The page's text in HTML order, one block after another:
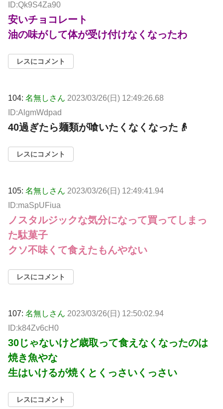
ID:Qk9S4Za90
安いチョコレート
油の味がして体が受け付けなくなったわ
レスにコメント
104: 名無しさん 2023/03/26(日) 12:49:26.68
ID:AlgmWdpad
40過ぎたら麺類が喰いたくなくなった👴
レスにコメント
105: 名無しさん 2023/03/26(日) 12:49:41.94
ID:maSpUFiua
ノスタルジックな気分になって買ってしまっ
た駄菓子
クソ不味くて食えたもんやない
レスにコメント
107: 名無しさん 2023/03/26(日) 12:50:02.94
ID:k84Zv6cH0
30じゃないけど歳取って食えなくなったのは
焼き魚やな
生はいけるが焼くとくっさいくっさい
レスにコメント